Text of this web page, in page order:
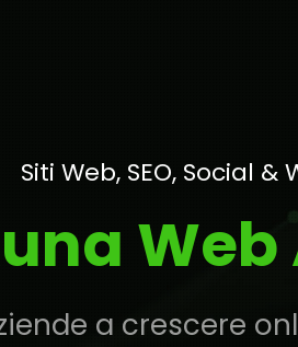
Siti Web, SEO, Social
a crescere